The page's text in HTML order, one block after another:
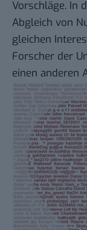
Vorschläge. In
Abgleich von
gleichen
Forscher der
einen anderen